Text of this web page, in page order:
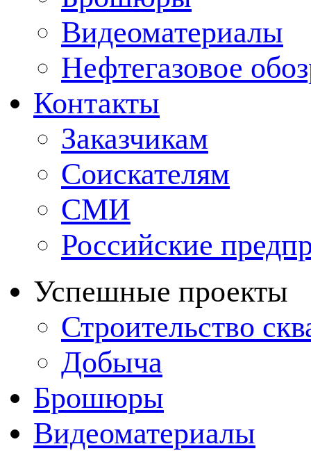
Видеоматериалы
Нефтегазовое
Контакты
Заказчикам
Соискателям
СМИ
Российские
Успешные проекты
Строительство
Добыча
Брошюры
Видеоматериалы